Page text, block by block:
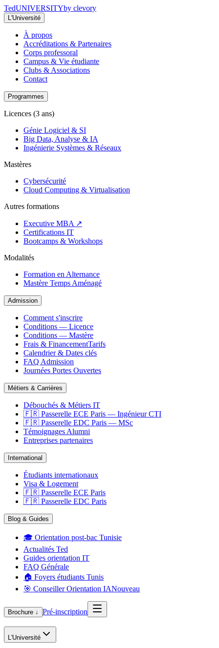
TedUNIVERSITYby clevory
L'Université
À propos
Accréditations & Partenaires
Corps professoral
Campus & Vie étudiante
Clubs & Associations
Contact
Programmes
Licences (3 ans)
Génie Logiciel & SI
Big Data, Analyse & IA
Ingénierie Systèmes & Réseaux
Mastères
Cybersécurité
Cloud Computing & Virtualisation
Autres formations
Executive MBA ↗
Certifications IT
Bootcamps & Workshops
Modalités
Formation en Alternance
Mastère Temps Aménagé
Admission
Comment s'inscrire
Conditions — Licence
Conditions — Mastère
Frais & FinancementTarifs
Calendrier & Dates clés
FAQ Admission
Journées Portes Ouvertes
Métiers & Carrières
Débouchés & Métiers IT
🇫🇷 Passerelle ECE Paris — Ingénieur CTI
🇫🇷 Passerelle EDC Paris — MSc
Témoignages Alumni
Entreprises partenaires
International
Étudiants internationaux
Visa & Logement
🇫🇷 Passerelle ECE Paris
🇫🇷 Passerelle EDC Paris
Blog & Guides
🎓 Orientation post-bac Tunisie
Actualités Ted
Guides orientation IT
FAQ Générale
🏠 Foyers étudiants Tunis
🎯 Conseiller Orientation IANouveau
Brochure ↓ Pré-inscription
L'Université